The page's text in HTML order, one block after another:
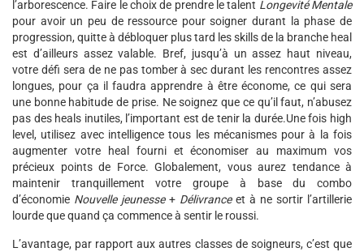
l’arborescence. Faire le choix de prendre le talent Longevité Mentale
pour avoir un peu de ressource pour soigner durant la phase de
progression, quitte à débloquer plus tard les skills de la branche heal
est d’ailleurs assez valable. Bref, jusqu’à un assez haut niveau,
votre défi sera de ne pas tomber à sec durant les rencontres assez
longues, pour ça il faudra apprendre à être économe, ce qui sera
une bonne habitude de prise. Ne soignez que ce qu’il faut, n’abusez
pas des heals inutiles, l’important est de tenir la durée.Une fois high
level, utilisez avec intelligence tous les mécanismes pour à la fois
augmenter votre heal fourni et économiser au maximum vos
précieux points de Force. Globalement, vous aurez tendance à
maintenir tranquillement votre groupe à base du combo
d’économie Nouvelle jeunesse+ Délivranceet à ne sortir l’artillerie
lourde que quand ça commence à sentir le roussi.
L’avantage, par rapport aux autres classes de soigneurs, c’est que